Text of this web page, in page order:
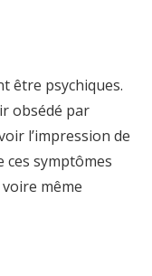
être psychiques.
obsédé par
l’impression de
ces symptômes
même